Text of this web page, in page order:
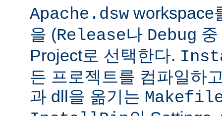
Apache.dsw workspace
을 (Release나 Debug
Project로 선택한다.
든 프로젝트를 컴파일하
과 dll을 옮기는